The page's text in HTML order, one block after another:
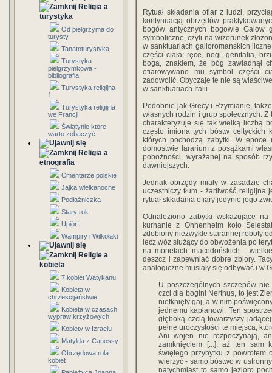
Religia a
turystyka
Od pielgrzyma do
turysty
Tanatoturystyka
Turystyka
pielgrzymkowa -
bibliografia
Turystyka religijna
1
Turystyka religijna
we Francji
Świątynie które
warto zobaczyć
Religia a
etnografia
Cmentarze polskie
Jajka wielkanocne
Podłaźniczka
Stary rok
Upiór!
Wampiry i Wilkołaki
Religie a
kobieta
7 kobiet Watykanu
Kobieta w
chrzescijaństwie
Kobieta w czasach
wypraw krzyżowych
Kobiety w Izraelu
Matylda z Canossy
Obrzędowa rola
kobiet
Rytuał składania ofiar z ludzi,
kontynuacją obrzędów
bogów antycznych bogowie
symboliczne, czyli na wizerunek
w sanktuariach galloromańskich
części ciała: ręce, nogi, genitalia,
boga, znakiem, że bóg zawładnął
ofiarowywano mu symbol części
zadowolić. Obyczaje te nie są
w sanktuariach Italii.
Podobnie jak Grecy i Rzymianie,
własnych rodzin i grup społecznych.
charakteryzuje się tak wielką liczbą
często imiona tych bóstw celtyckich
których pochodzą zabytki. W
domostwie lararium z posążkami
pobożności, wyrażanej na sposób
dawniejszych.
Jednak obrzędy miały w zasadzie
uczestniczy tłum - żarliwość religijna
rytuał składania ofiary jedynie jego
Odnaleziono zabytki wskazujące
kurhanie z Ohnenheim koło
zdobiony niezwykle starannej roboty
lecz wóz służący do obwożenia po
na monetach macedońskich -
deszcz i zapewniać dobre zbiory.
analogiczne musiały się odbywać i w
U poszczególnych szczepów
czci dla bogini Nerthus, to jest
nietknięty gaj, a w nim
jednemu kapłanowi. Ten
głęboką czcią towarzyszy
pełne uroczystości te miejsca,
Ani wojen nie rozpoczynają,
zamknięciem [...], aż ten sam
świętego przybytku z
wierzyć - samo bóstwo w
natychmiast to samo jezioro